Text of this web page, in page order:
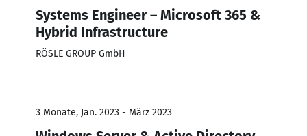
Systems Engineer – Microsoft 365 &
Hybrid Infrastructure
RÖSLE GROUP GmbH
3 Monate, Jan. 2023 - März 2023